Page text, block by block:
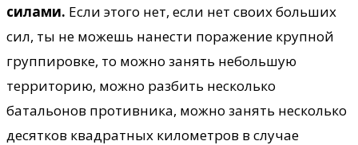
силами. Если этого нет, если нет своих больших
сил, ты не можешь нанести поражение крупной
группировке, то можно занять небольшую
территорию, можно разбить несколько
батальонов противника, можно занять несколько
десятков квадратных километров в случае